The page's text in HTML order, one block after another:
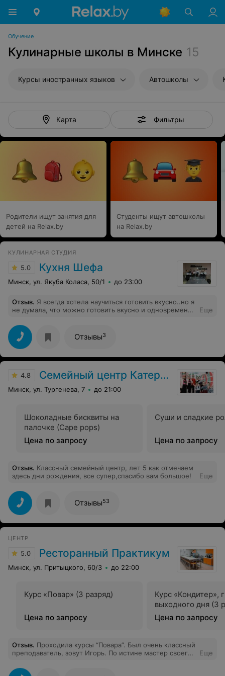
Обучение
Кулинарные школы в Минске 15
Курсы иностранных языков Автошколы
Карта Фильтры
Родители ищут занятия для
детей на Relax.by
Студенты ищут автошколы
на Relax.by
КУЛИНАРНАЯ СТУДИЯ
5.0 Кухня Шефа
Минск, ул. Якуба Коласа, 50/1 до 23:00
Отзыв. Я всегда хотела научиться готовить вкусно..но я
не думала, что можно готовить вкусно и одновременно
который относится к каждому блюду как к
произведению искусства..он любит то чему учит!! А это
самое главное. Я занималась 5 дней в мини группе, за
эти 5 дней мы приготовили целых 20 блюд..я открыла
для себя продукты и методы их приготовления с новой
знания, которые я получила на этих курсах, за то что он
показал, что готовить можно быстро, вкусно и просто,
а также, что он реально зарядил своим позитивом и
Еще
Отзывы3
4.8 Семейный центр Катерины Ковровой
Минск, ул. Тургенева, 7 до 21:00
Шоколадные бисквиты на
палочке (Cape pops)
Цена по запросу
Суши и сладкие
Цена по запросу
Отзыв. Классный семейный центр, лет 5 как отмечаем
здесь дни рождения, все супер,спасибо вам большое!
Еще
Отзывы53
ЦЕНТР
5.0 Ресторанный Практикум
Минск, ул. Притыцкого, 60/3 до 22:00
Курс «Повар» (3 разряд)
Цена по запросу
Курс «Кондитер»,
выходного дня (3
Цена по запросу
Отзыв. Проходила курсы “Повара”. Был очень классный
преподаватель, зовут Игорь. По истине мастер своего
уделит нужное время, поможет и подскажет что
Еще